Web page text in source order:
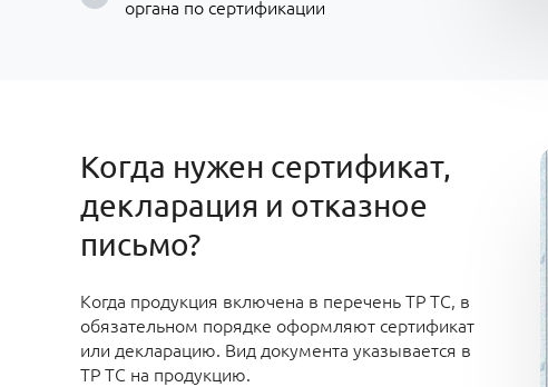
органа по сертификации
Когда нужен сертификат,
декларация и отказное
письмо?
Когда продукция включена в перечень ТР ТС, в
обязательном порядке оформляют сертификат
или декларацию. Вид документа указывается в
ТР ТС на продукцию.